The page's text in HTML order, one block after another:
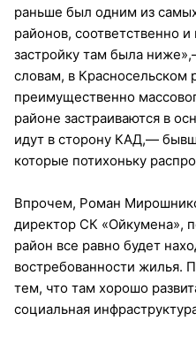
раньше был одним из
районов, соответственно
застройку там была
словам, в Красносельском
преимущественно
районе застраиваются в
идут в сторону КАД,—
которые потихоньку
Впрочем, Роман
директор СК «Ойкумена»,
район все равно будет
востребованности жилья.
тем, что там хорошо
социальная